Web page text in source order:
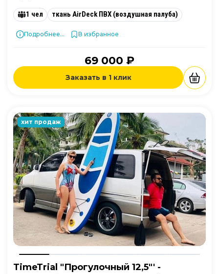
1 чел ткань AirDeck ПВХ (воздушная палуба)
Подробнее... В избранное
69 000 ₽
Заказать в 1 клик
хит продаж
TimeTrial "Прогулочный 12,5"' -